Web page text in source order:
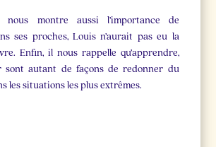
nous montre aussi l’importance de
ses proches, Louis n’aurait pas eu la
Enfin, il nous rappelle qu’apprendre,
sont autant de façons de redonner du
les situations les plus extrêmes.